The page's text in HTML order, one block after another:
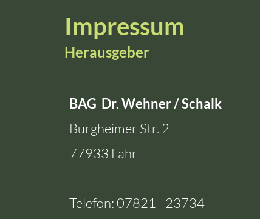
Impressum
Herausgeber
BAG Dr. Wehner / Schalk
Burgheimer Str. 2
77933 Lahr
Telefon: 07821 - 23734